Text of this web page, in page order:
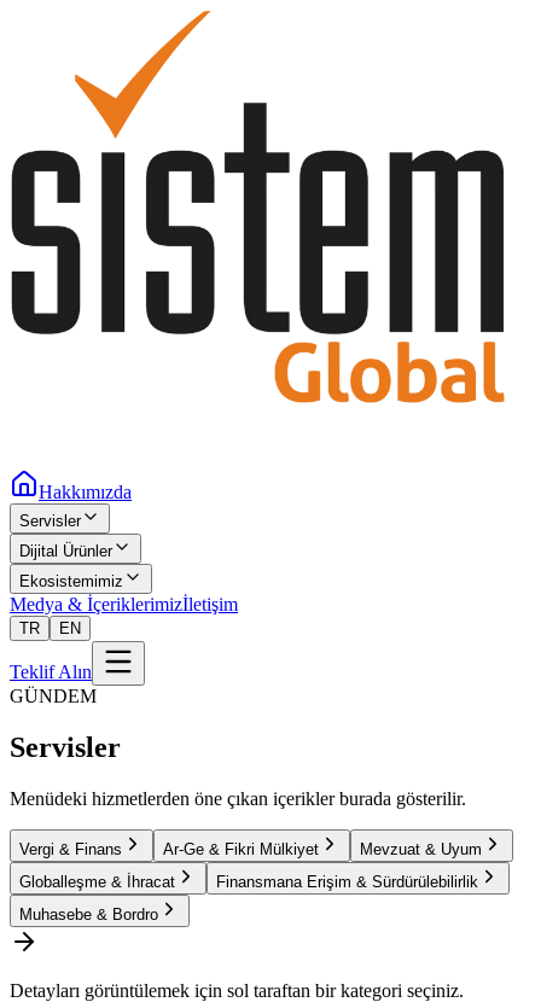
Hakkımızda
Servisler
Dijital Ürünler
Ekosistemimiz
Medya & İçeriklerimizİletişim
TR EN
Teklif Alın
GÜNDEM
Servisler
Menüdeki hizmetlerden öne çıkan içerikler burada gösterilir.
Vergi & Finans Ar-Ge & Fikri Mülkiyet
Mevzuat & Uyum
Globalleşme & İhracat
Finansmana Erişim & Sürdürülebilirlik
Muhasebe & Bordro
Detayları görüntülemek için sol taraftan bir kategori seçiniz.